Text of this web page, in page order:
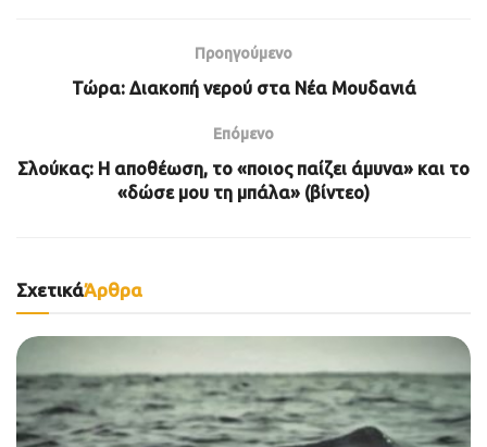
Προηγούμενο
Τώρα: Διακοπή νερού στα Νέα Μουδανιά
Επόμενο
Σλούκας: Η αποθέωση, το «ποιος παίζει άμυνα» και το
«δώσε μου τη μπάλα» (βίντεο)
ΣχετικάΆρθρα